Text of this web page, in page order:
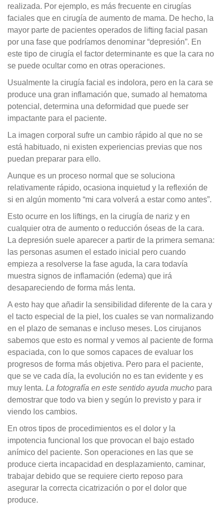
realizada. Por ejemplo, es más frecuente en cirugías
faciales que en cirugía de aumento de mama. De hecho, la
mayor parte de pacientes operados de lifting facial pasan
por una fase que podríamos denominar “depresión”. En
este tipo de cirugía el factor determinante es que la cara no
se puede ocultar como en otras operaciones.
Usualmente la cirugía facial es indolora, pero en la cara se
produce una gran inflamación que, sumado al hematoma
potencial, determina una deformidad que puede ser
impactante para el paciente.
La imagen corporal sufre un cambio rápido al que no se
está habituado, ni existen experiencias previas que nos
puedan preparar para ello.
Aunque es un proceso normal que se soluciona
relativamente rápido, ocasiona inquietud y la reflexión de
si en algún momento “mi cara volverá a estar como antes”.
Esto ocurre en los liftings, en la cirugía de nariz y en
cualquier otra de aumento o reducción óseas de la cara.
La depresión suele aparecer a partir de la primera semana:
las personas asumen el estado inicial pero cuando
empieza a resolverse la fase aguda, la cara todavía
muestra signos de inflamación (edema) que irá
desapareciendo de forma más lenta.
A esto hay que añadir la sensibilidad diferente de la cara y
el tacto especial de la piel, los cuales se van normalizando
en el plazo de semanas e incluso meses. Los cirujanos
sabemos que esto es normal y vemos al paciente de forma
espaciada, con lo que somos capaces de evaluar los
progresos de forma más objetiva. Pero para el paciente,
que se ve cada día, la evolución no es tan evidente y es
muy lenta. La fotografía en este sentido ayuda mucho para
demostrar que todo va bien y según lo previsto y para ir
viendo los cambios.
En otros tipos de procedimientos es el dolor y la
impotencia funcional los que provocan el bajo estado
anímico del paciente. Son operaciones en las que se
produce cierta incapacidad en desplazamiento, caminar,
trabajar debido que se requiere cierto reposo para
asegurar la correcta cicatrización o por el dolor que
produce.